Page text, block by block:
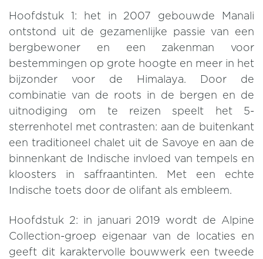
Hoofdstuk 1: het in 2007 gebouwde Manali
ontstond uit de gezamenlijke passie van een
bergbewoner en een zakenman voor
bestemmingen op grote hoogte en meer in het
bijzonder voor de Himalaya. Door de
combinatie van de roots in de bergen en de
uitnodiging om te reizen speelt het 5-
sterrenhotel met contrasten: aan de buitenkant
een traditioneel chalet uit de Savoye en aan de
binnenkant de Indische invloed van tempels en
kloosters in saffraantinten. Met een echte
Indische toets door de olifant als embleem.
Hoofdstuk 2: in januari 2019 wordt de Alpine
Collection-groep eigenaar van de locaties en
geeft dit karaktervolle bouwwerk een tweede